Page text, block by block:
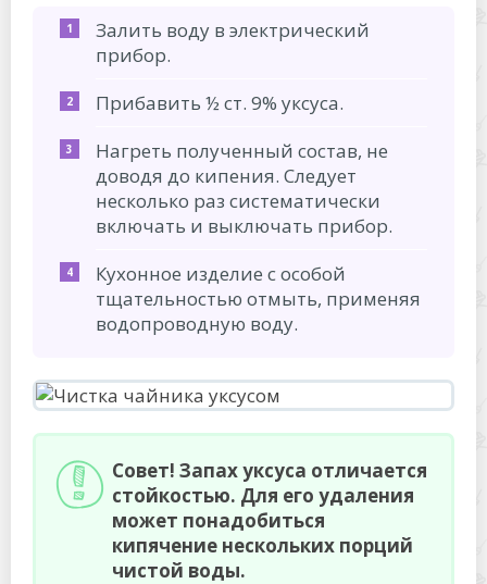
Залить воду в электрический
прибор.
Прибавить ½ ст. 9% уксуса.
Нагреть полученный состав, не
доводя до кипения. Следует
несколько раз систематически
включать и выключать прибор.
Кухонное изделие с особой
тщательностью отмыть, применяя
водопроводную воду.
Совет! Запах уксуса отличается
стойкостью. Для его удаления
может понадобиться
кипячение нескольких порций
чистой воды.